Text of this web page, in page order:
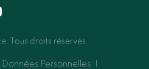
Tous droits réservés.
Personnelles